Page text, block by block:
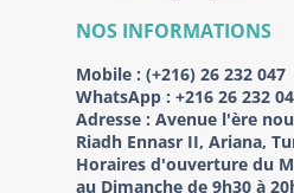
NOS INFORMATIONS
Mobile : (+216) 26 232 047
WhatsApp : +216 26 232
Adresse : Avenue l'ère
Riadh Ennasr II, Ariana,
Horaires d'ouverture du
au Dimanche de 9h30 à